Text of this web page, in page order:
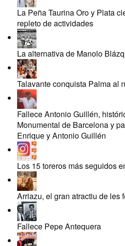
La Peña Taurina Oro y Plata
repleto de actividades
La alternativa de Manolo
Talavante conquista Palma al
Fallece Antonio Guillén,
Monumental de Barcelona y
Enrique y Antonio Guillén
Los 15 toreros más seguidos
Arriazu, el gran atractiu de les
Fallece Pepe Antequera